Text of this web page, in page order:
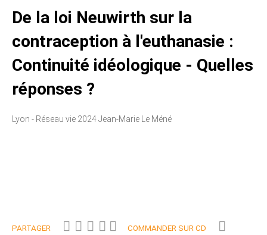
De la loi Neuwirth sur la
contraception à l'euthanasie :
Continuité idéologique - Quelles
réponses ?
Lyon - Réseau vie 2024 Jean-Marie Le Méné
PARTAGER COMMANDER SUR CD